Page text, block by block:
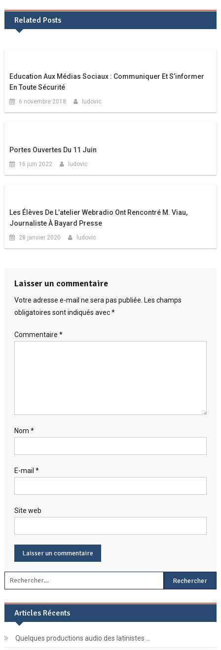
de
l’article
Related Posts
Education Aux Médias Sociaux : Communiquer Et S’informer
En Toute Sécurité
6 novembre 2018 ludovic
Portes Ouvertes Du 11 Juin
16 juin 2022 ludovic
Les Élèves De L’atelier Webradio Ont Rencontré M. Viau,
Journaliste À Bayard Presse
28 janvier 2020 ludovic
Laisser un commentaire
Votre adresse e-mail ne sera pas publiée. Les champs
obligatoires sont indiqués avec*
Commentaire *
Nom *
E-mail *
Site web
Rechercher :
Articles Récents
Quelques productions audio des latinistes …